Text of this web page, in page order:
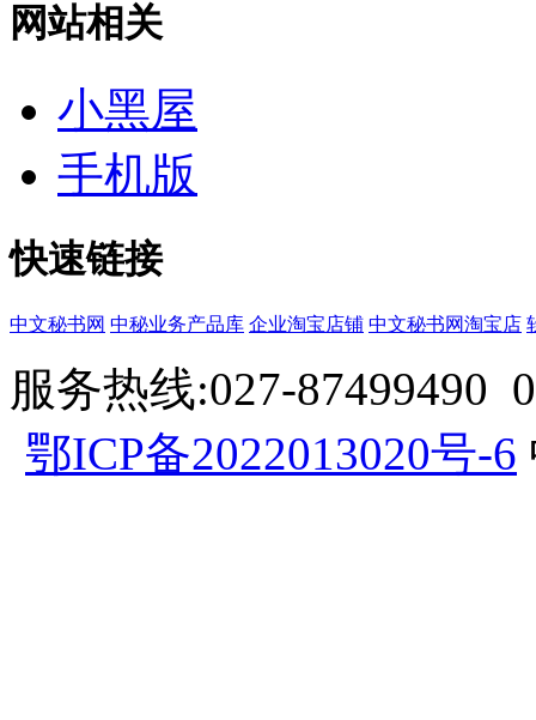
网站相关
小黑屋
手机版
快速链接
中文秘书网 中秘业务产品库 企业淘宝店铺 中文秘书网淘宝店
服务热线:027-87499490
鄂ICP备2022013020号-6